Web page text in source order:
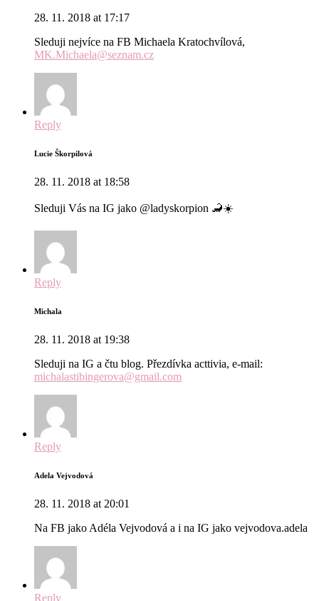
28. 11. 2018 at 17:17
Sleduji nejvíce na FB Michaela Kratochvílová,
MK.Michaela@seznam.cz
Reply
Lucie Škorpilová
28. 11. 2018 at 18:58
Sleduji Vás na IG jako @ladyskorpion 🦂☀️
Reply
Michala
28. 11. 2018 at 19:38
Sleduji na IG a čtu blog. Přezdívka acttivia, e-mail:
michalastibingerova@gmail.com
Reply
Adela Vejvodová
28. 11. 2018 at 20:01
Na FB jako Adéla Vejvodová a i na IG jako vejvodova.adela
Reply